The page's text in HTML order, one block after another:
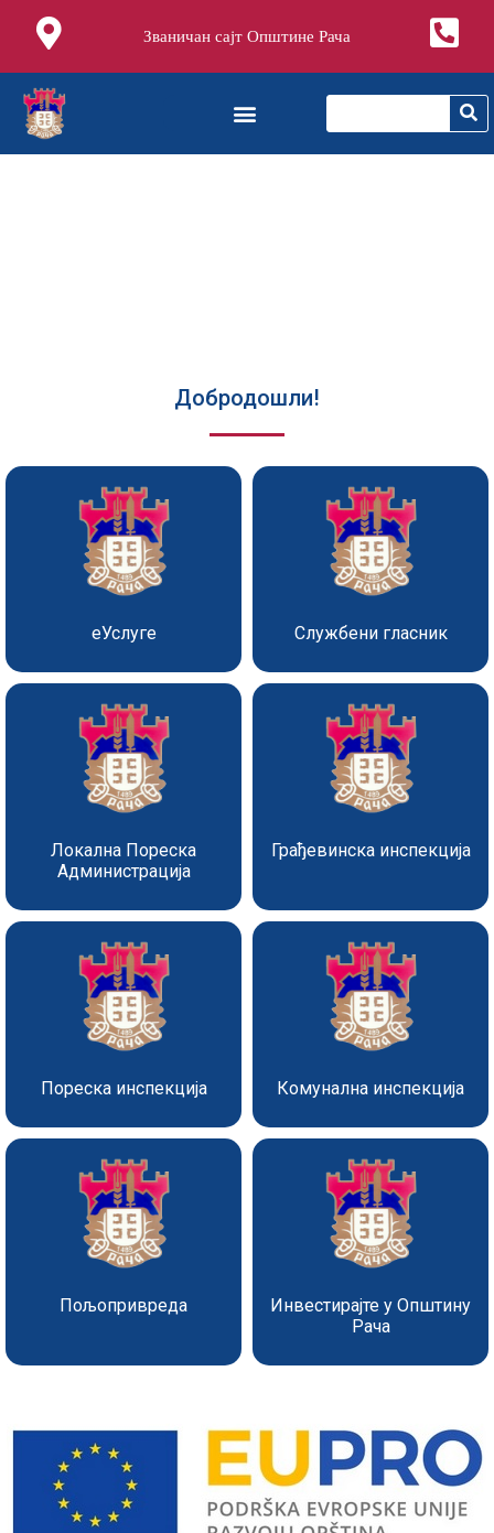
Званичан сајт Општине Рача
Добродошли!
еУслуге Службени гласник
Локална Пореска
Администрација
Грађевинска инспекција
Пореска инспекција Комунална инспекција
Пољопривреда
Инвестирајте у Општину
Рача